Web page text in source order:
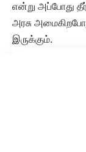
என்று அப்போது
அரசு
இருக்கும்.